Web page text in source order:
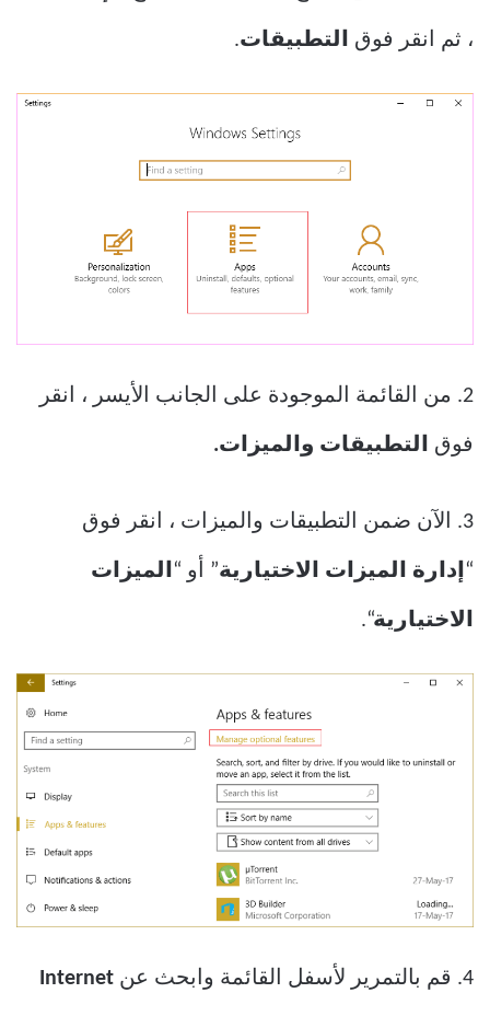
، ثم انقر فوق التطبيقات.
2. من القائمة الموجودة على الجانب الأيسر ، انقر
فوق التطبيقات والميزات.
3. الآن ضمن التطبيقات والميزات ، انقر فوق
“إدارة الميزات الاختيارية” أو “الميزات
الاختيارية“.
4. قم بالتمرير لأسفل القائمة وابحث عن Internet